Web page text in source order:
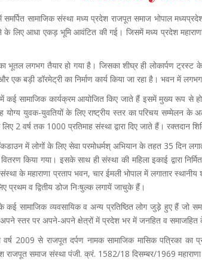
समर्पित सामाजिक संस्था मध्य प्रदेश राजपूत समाज भोपाल
लिए आधा एकड़ भूमि आवंटित की गई। जिसमें मध्य प्रदेश महाराणा
भूतल लगभग तैयार हो गया है। जिसका शीघ्र ही लोकार्पण ट्रस्ट
बड़ी डॉरमेट्री का निर्माण कार्य किया जा रहा है। भवन में
में कई सामाजिक कार्यक्रम आयोजित किए जाते हैं इसमें मुख्य रूप से
योग्य युवक-युवतियों के लिए राष्ट्रीय स्तर का परिचय सम्मेलन
लिए 2 वर्ष तक 1000 प्रतिमाह संस्था द्वारा दिए जाते हैं। रक्तदान
में लोगों के लिए सेवा परमोधर्मश् अभियान के तहत 35 दिन
किया गया। इसके साथ ही संस्था की महिला इकाई द्वारा
संस्था के महाराणा प्रताप भवन, चार ईमली भोपाल में लगातार
प्रथम व द्वितीय डोज निःषुल्क लगायें जाचुके हैं।
सामाजिक व्यवसायिक व अन्य प्रतिष्ठित लोग जुड़े हुए हैं जो
स्तर पर अपने-अपने क्षेत्रों में प्रदेश भर में जनहित व समाजहित
वर्ष 2009 से राजपूत दर्पण नामक सामाजिक मासिक पत्रिका का
राजपूत समाज संस्था पंजी. क्रं. 1582/18 दिसम्बर/1969